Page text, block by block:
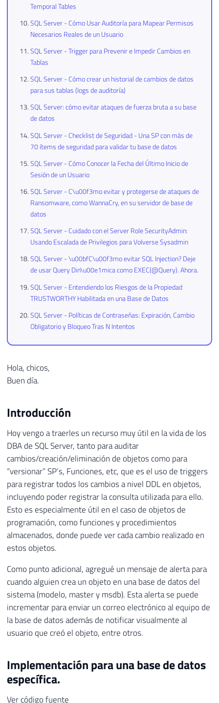
Temporal Tables
SQL Server - Cómo Usar Auditoría para Mapear Permisos
Necesarios Reales de un Usuario
SQL Server - Trigger para Prevenir e Impedir Cambios en
Tablas
SQL Server - Cómo crear un historial de cambios de datos
para sus tablas (logs de auditoría)
SQL Server: cómo evitar ataques de fuerza bruta a su base
de datos
SQL Server - Checklist de Seguridad - Una SP con más de
70 ítems de seguridad para validar tu base de datos
SQL Server - Cómo Conocer la Fecha del Último Inicio de
Sesión de un Usuario
SQL Server - C\u00f3mo evitar y protegerse de ataques de
Ransomware, como WannaCry, en su servidor de base de
datos
SQL Server - Cuidado con el Server Role SecurityAdmin:
Usando Escalada de Privilegios para Volverse Sysadmin
SQL Server - \u00bfC\u00f3mo evitar SQL Injection? Deje
de usar Query Din\u00e1mica como EXEC(@Query). Ahora.
SQL Server - Entendiendo los Riesgos de la Propiedad
TRUSTWORTHY Habilitada en una Base de Datos
SQL Server - Políticas de Contraseñas: Expiración, Cambio
Obligatorio y Bloqueo Tras N Intentos
Hola, chicos,
Buen día.
Introducción
Hoy vengo a traerles un recurso muy útil en la vida de los
DBA de SQL Server, tanto para auditar
cambios/creación/eliminación de objetos como para
“versionar” SP’s, Funciones, etc, que es el uso de triggers
para registrar todos los cambios a nivel DDL en objetos,
incluyendo poder registrar la consulta utilizada para ello.
Esto es especialmente útil en el caso de objetos de
programación, como funciones y procedimientos
almacenados, donde puede ver cada cambio realizado en
estos objetos.
Como punto adicional, agregué un mensaje de alerta para
cuando alguien crea un objeto en una base de datos del
sistema (modelo, master y msdb). Esta alerta se puede
incrementar para enviar un correo electrónico al equipo de
la base de datos además de notificar visualmente al
usuario que creó el objeto, entre otros.
Implementación para una base de datos
específica.
Ver código fuente